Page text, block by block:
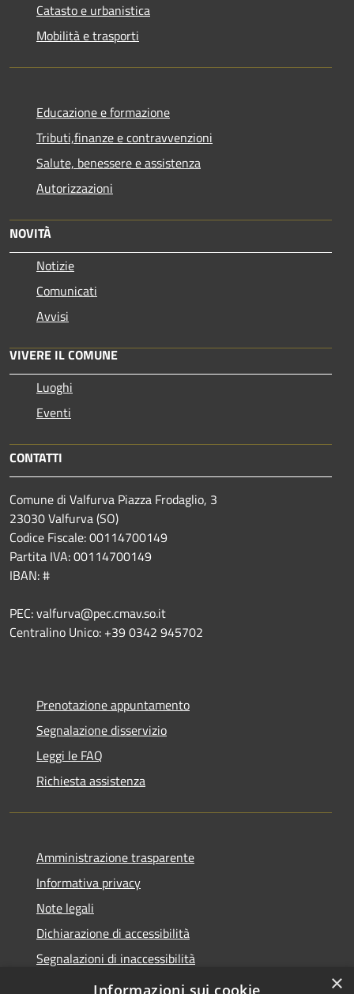
Catasto e urbanistica
Mobilità e trasporti
Educazione e formazione
Tributi,finanze e contravvenzioni
Salute, benessere e assistenza
Autorizzazioni
NOVITÀ
Notizie
Comunicati
Avvisi
VIVERE IL COMUNE
Luoghi
Eventi
CONTATTI
Comune di Valfurva Piazza Frodaglio, 3
23030 Valfurva (SO)
Codice Fiscale: 00114700149
Partita IVA: 00114700149
IBAN: #
PEC: valfurva@pec.cmav.so.it
Centralino Unico: +39 0342 945702
Prenotazione appuntamento
Segnalazione disservizio
Leggi le FAQ
Richiesta assistenza
Amministrazione trasparente
Informativa privacy
Note legali
Dichiarazione di accessibilità
Segnalazioni di inaccessibilità
Whistleblowing segnalazione illeciti
×
Informazioni sui cookie